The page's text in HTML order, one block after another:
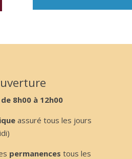
8h00 à 12h00
assuré tous les jours
permanences tous les